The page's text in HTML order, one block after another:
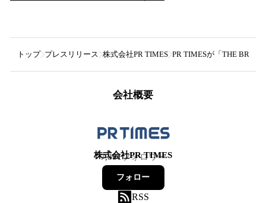
トップ プレスリリース 株式会社PR TIMES PR TIMESが「THE
会社概要
株式会社PR TIMES
7,881フォロワー
フォロー
RSS